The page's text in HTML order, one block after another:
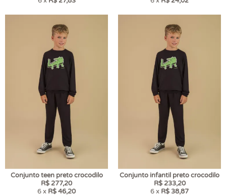
Conjunto teen preto crocodilo
R$ 277,20
6 x R$ 46,20
Conjunto infantil preto crocodilo
R$ 233,20
6 x R$ 38,87